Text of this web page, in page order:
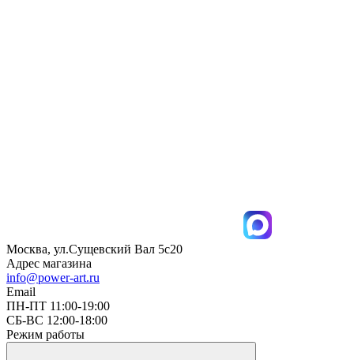
Москва, ул.Сущевский Вал 5с20
Адрес магазина
info@power-art.ru
Email
ПН-ПТ 11:00-19:00
СБ-ВС 12:00-18:00
Режим работы